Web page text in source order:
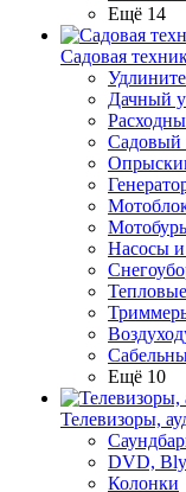
Ещё 14
Садовая
Дачный
Садовый
Насосы и
Ещё 10
Телевизоры,
DVD,
Колонки